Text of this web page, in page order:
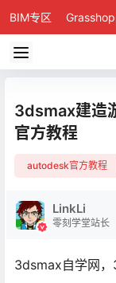
BIM专区
3dsmax建造
官方教程
autodesk官方教程
LinkLi
零刻学堂站长
3dsmax自学网